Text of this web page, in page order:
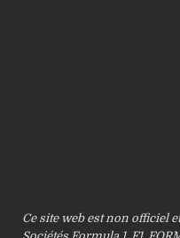
Ce site web est non officiel